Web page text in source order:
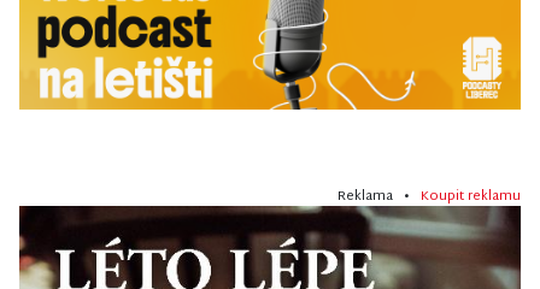
Reklama • Koupit reklamu